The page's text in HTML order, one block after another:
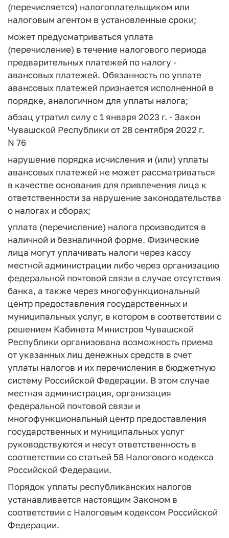
(перечисляется) налогоплательщиком или
налоговым агентом в установленные сроки;
может предусматриваться уплата
(перечисление) в течение налогового периода
предварительных платежей по налогу -
авансовых платежей. Обязанность по уплате
авансовых платежей признается исполненной в
порядке, аналогичном для уплаты налога;
абзац утратил силу с 1 января 2023 г. - Закон
Чувашской Республики от 28 сентября 2022 г.
N 76
нарушение порядка исчисления и (или) уплаты
авансовых платежей не может рассматриваться
в качестве основания для привлечения лица к
ответственности за нарушение законодательства
о налогах и сборах;
уплата (перечисление) налога производится в
наличной и безналичной форме. Физические
лица могут уплачивать налоги через кассу
местной администрации либо через организацию
федеральной почтовой связи в случае отсутствия
банка, а также через многофункциональный
центр предоставления государственных и
муниципальных услуг, в котором в соответствии с
решением Кабинета Министров Чувашской
Республики организована возможность приема
от указанных лиц денежных средств в счет
уплаты налогов и их перечисления в бюджетную
систему Российской Федерации. В этом случае
местная администрация, организация
федеральной почтовой связи и
многофункциональный центр предоставления
государственных и муниципальных услуг
руководствуются и несут ответственность в
соответствии со статьей 58 Налогового кодекса
Российской Федерации.
Порядок уплаты республиканских налогов
устанавливается настоящим Законом в
соответствии с Налоговым кодексом Российской
Федерации.